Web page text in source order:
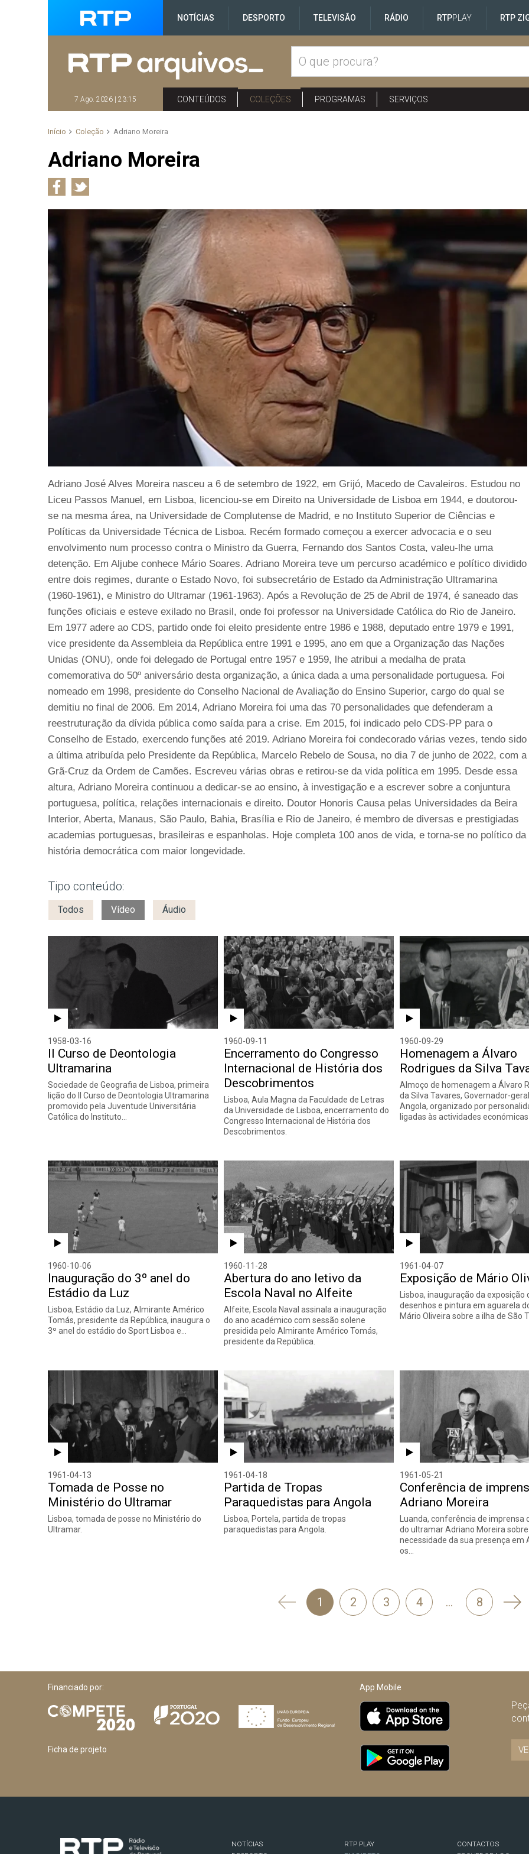
NOTÍCIAS DESPORTO TELEVISÃO RÁDIO RTPPLAY RTP
7 Ago. 2026 | 23:15 CONTEÚDOS COLEÇÕES PROGRAMAS SERVIÇOS
Início Coleção Adriano Moreira
Adriano Moreira
Adriano José Alves Moreira nasceu a 6 de setembro de 1922, em Grijó, Macedo de Cavaleiros. Estudou no
Liceu Passos Manuel, em Lisboa, licenciou-se em Direito na Universidade de Lisboa em 1944, e doutorou-
se na mesma área, na Universidade de Complutense de Madrid, e no Instituto Superior de Ciências e
Políticas da Universidade Técnica de Lisboa. Recém formado começou a exercer advocacia e o seu
envolvimento num processo contra o Ministro da Guerra, Fernando dos Santos Costa, valeu-lhe uma
detenção. Em Aljube conhece Mário Soares. Adriano Moreira teve um percurso académico e político dividido
entre dois regimes, durante o Estado Novo, foi subsecretário de Estado da Administração Ultramarina
(1960-1961), e Ministro do Ultramar (1961-1963). Após a Revolução de 25 de Abril de 1974, é saneado das
funções oficiais e esteve exilado no Brasil, onde foi professor na Universidade Católica do Rio de Janeiro.
Em 1977 adere ao CDS, partido onde foi eleito presidente entre 1986 e 1988, deputado entre 1979 e 1991,
vice presidente da Assembleia da República entre 1991 e 1995, ano em que a Organização das Nações
Unidas (ONU), onde foi delegado de Portugal entre 1957 e 1959, lhe atribui a medalha de prata
comemorativa do 50º aniversário desta organização, a única dada a uma personalidade portuguesa. Foi
nomeado em 1998, presidente do Conselho Nacional de Avaliação do Ensino Superior, cargo do qual se
demitiu no final de 2006. Em 2014, Adriano Moreira foi uma das 70 personalidades que defenderam a
reestruturação da dívida pública como saída para a crise. Em 2015, foi indicado pelo CDS-PP para o
Conselho de Estado, exercendo funções até 2019. Adriano Moreira foi condecorado várias vezes, tendo sido
a última atribuída pelo Presidente da República, Marcelo Rebelo de Sousa, no dia 7 de junho de 2022, com a
Grã-Cruz da Ordem de Camões. Escreveu várias obras e retirou-se da vida política em 1995. Desde essa
altura, Adriano Moreira continuou a dedicar-se ao ensino, à investigação e a escrever sobre a conjuntura
portuguesa, política, relações internacionais e direito. Doutor Honoris Causa pelas Universidades da Beira
Interior, Aberta, Manaus, São Paulo, Bahia, Brasília e Rio de Janeiro, é membro de diversas e prestigiadas
academias portuguesas, brasileiras e espanholas. Hoje completa 100 anos de vida, e torna-se no político da
história democrática com maior longevidade.
Tipo conteúdo:
Todos Vídeo Áudio
1958-03-16
II Curso de Deontologia
Ultramarina
Sociedade de Geografia de Lisboa, primeira
lição do II Curso de Deontologia Ultramarina
promovido pela Juventude Universitária
Católica do Instituto…
1960-09-11
Encerramento do Congresso
Internacional de História dos
Descobrimentos
Lisboa, Aula Magna da Faculdade de Letras
da Universidade de Lisboa, encerramento do
Congresso Internacional de História dos
Descobrimentos.
1960-09-29
Homenagem a Álvaro
Rodrigues da Silva
Almoço de homenagem a Álvaro
da Silva Tavares, Governador-
Angola, organizado por
ligadas às actividades económicas
1960-10-06
Inauguração do 3º anel do
Estádio da Luz
Lisboa, Estádio da Luz, Almirante Américo
Tomás, presidente da República, inaugura o
3º anel do estádio do Sport Lisboa e…
1960-11-28
Abertura do ano letivo da
Escola Naval no Alfeite
Alfeite, Escola Naval assinala a inauguração
do ano académico com sessão solene
presidida pelo Almirante Américo Tomás,
presidente da República.
1961-04-07
Exposição de Mário
Lisboa, inauguração da exposição
desenhos e pintura em aguarela
Mário Oliveira sobre a ilha de São
1961-04-13
Tomada de Posse no
Ministério do Ultramar
Lisboa, tomada de posse no Ministério do
Ultramar.
1961-04-18
Partida de Tropas
Paraquedistas para Angola
Lisboa, Portela, partida de tropas
paraquedistas para Angola.
1961-05-21
Conferência de
Adriano Moreira
Luanda, conferência de imprensa
do ultramar Adriano Moreira
necessidade da sua presença em
os…
'
1 2 3 4 … 8
Financiado por:
Ficha de projeto
App Mobile
NOTÍCIAS
RTP PLAY
CONTACTOS